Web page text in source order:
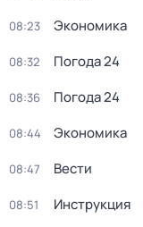
08:23 Экономика
08:32 Погода 24
08:36 Погода 24
08:44 Экономика
08:47 Вести
08:51 Инструкция